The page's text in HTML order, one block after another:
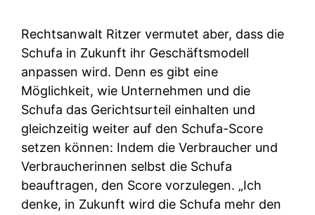
Rechtsanwalt Ritzer vermutet aber, dass die
Schufa in Zukunft ihr Geschäftsmodell
anpassen wird. Denn es gibt eine
Möglichkeit, wie Unternehmen und die
Schufa das Gerichtsurteil einhalten und
gleichzeitig weiter auf den Schufa-Score
setzen können: Indem die Verbraucher und
Verbraucherinnen selbst die Schufa
beauftragen, den Score vorzulegen. „Ich
denke, in Zukunft wird die Schufa mehr den